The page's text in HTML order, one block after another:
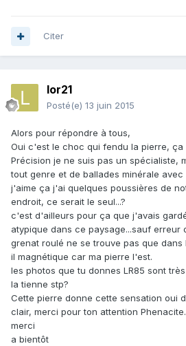
Citer
lor21
Posté(e) 13 juin 2015
Alors pour répondre à tous,
Oui c'est le choc qui fendu la pierre, ça
Précision je ne suis pas un spécialiste,
tout genre et de ballades minérale avec
j'aime ça j'ai quelques poussières de
endroit, ce serait le seul...?
c'est d'ailleurs pour ça que j'avais
atypique dans ce paysage...sauf erreur
grenat roulé ne se trouve pas que dans
il magnétique car ma pierre l'est.
les photos que tu donnes LR85 sont
la tienne stp?
Cette pierre donne cette sensation oui
clair, merci pour ton attention Phenacite.
merci
a bientôt